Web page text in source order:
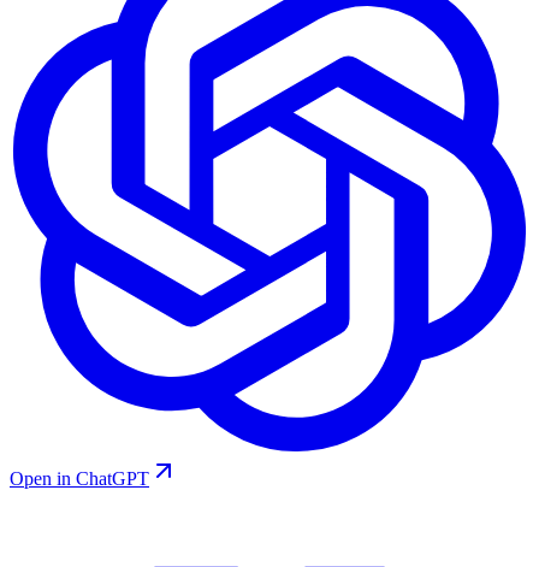
Open in ChatGPT